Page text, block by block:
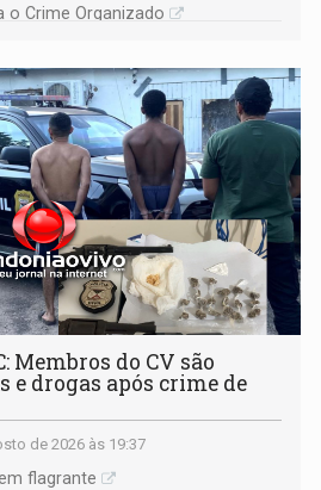
o Crime Organizado
Membros do CV são
e drogas após crime de
de 2026 às 19:37
flagrante